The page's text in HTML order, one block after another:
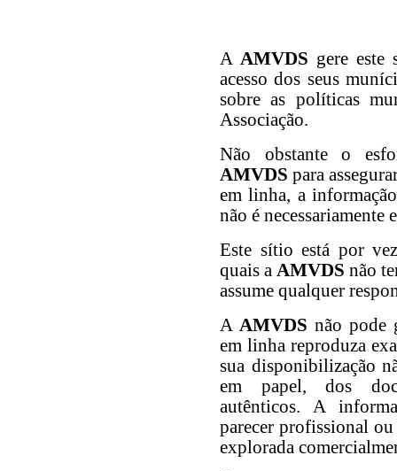
A AMVDS gere
acesso dos seus
sobre as políticas
Associação.
Não obstante o
AMVDS para
em linha, a
não é
Este sítio está por
quais a AMVDS não
assume qualquer
A AMVDS não pode
em linha reproduza
sua disponibilização
em papel, dos
autênticos. A
parecer profissional
explorada